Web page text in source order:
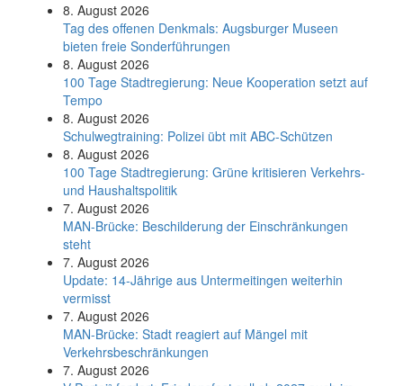
8. August 2026
Tag des offenen Denkmals: Augsburger Museen
bieten freie Sonderführungen
8. August 2026
100 Tage Stadtregierung: Neue Kooperation setzt auf
Tempo
8. August 2026
Schul­weg­trai­ning: Poli­zei übt mit ABC-Schüt­zen
8. August 2026
100 Tage Stadtregierung: Grüne kritisieren Verkehrs-
und Haushaltspolitik
7. August 2026
MAN-Brücke: Beschilderung der Einschränkungen
steht
7. August 2026
Update: 14-Jährige aus Untermeitingen weiterhin
vermisst
7. August 2026
MAN-Brücke: Stadt reagiert auf Mängel mit
Verkehrsbeschränkungen
7. August 2026